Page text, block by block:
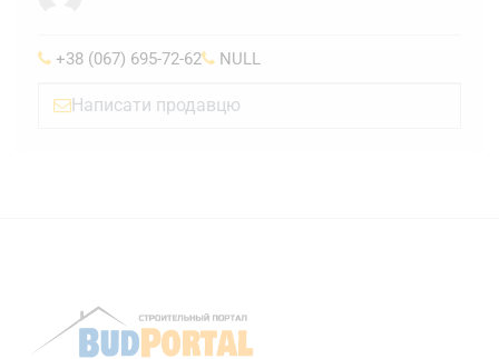
+38 (067) 695-72-62 NULL
Написати продавцю